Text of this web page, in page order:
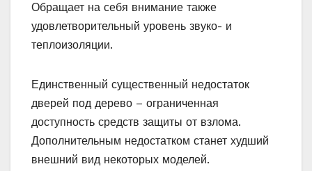
Обращает на себя внимание также
удовлетворительный уровень звуко- и
теплоизоляции.
Единственный существенный недостаток
дверей под дерево – ограниченная
доступность средств защиты от взлома.
Дополнительным недостатком станет худший
внешний вид некоторых моделей.